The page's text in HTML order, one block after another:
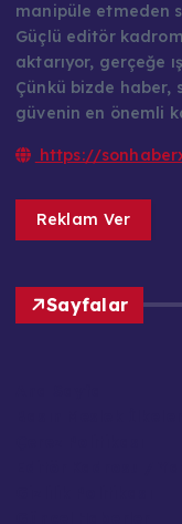
manipüle etmeden
Güçlü editör
aktarıyor, gerçeğe
Çünkü bizde haber,
güvenin en önemli
https://
Reklam Ver
Sayfalar